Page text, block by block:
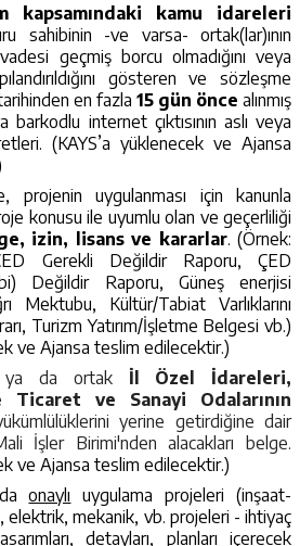
kapsamındaki kamu idareleri
sahibinin -ve varsa- ortak(lar)ının
geçmiş borcu olmadığını veya
gösteren ve sözleşme
en fazla 15 gün önce alınmış
barkodlu internet çıktısının aslı veya
(KAYS’a yüklenecek ve Ajansa
projenin uygulanması için kanunla
konusu ile uyumlu olan ve geçerliliği
izin, lisans ve kararlar. (Örnek:
Gerekli Değildir Raporu, ÇED
Değildir Raporu, Güneş enerjisi
Mektubu, Kültür/Tabiat Varlıklarını
Turizm Yatırım/İşletme Belgesi vb.)
ve Ajansa teslim edilecektir.)
ya da ortak İl Özel İdareleri,
Ticaret ve Sanayi Odalarının
yerine getirdiğine dair
İşler Birimi'nden alacakları belge.
ve Ajansa teslim edilecektir.)
onaylı uygulama projeleri (inşaat-
mekanik, vb. projeleri - ihtiyaç
detayları, planları içerecek